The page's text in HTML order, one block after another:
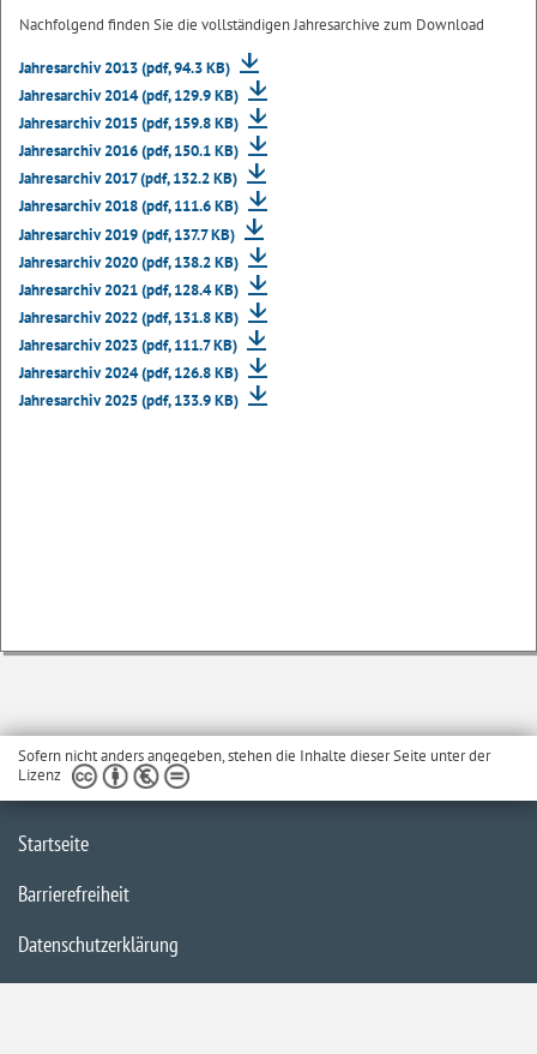
Nachfolgend finden Sie die vollständigen Jahresarchive zum Download
Jahresarchiv 2013 (pdf, 94.3 KB)
Jahresarchiv 2014 (pdf, 129.9 KB)
Jahresarchiv 2015 (pdf, 159.8 KB)
Jahresarchiv 2016 (pdf, 150.1 KB)
Jahresarchiv 2017 (pdf, 132.2 KB)
Jahresarchiv 2018 (pdf, 111.6 KB)
Jahresarchiv 2019 (pdf, 137.7 KB)
Jahresarchiv 2020 (pdf, 138.2 KB)
Jahresarchiv 2021 (pdf, 128.4 KB)
Jahresarchiv 2022 (pdf, 131.8 KB)
Jahresarchiv 2023 (pdf, 111.7 KB)
Jahresarchiv 2024 (pdf, 126.8 KB)
Jahresarchiv 2025 (pdf, 133.9 KB)
Sofern nicht anders angegeben, stehen die Inhalte dieser Seite unter der
Lizenz
Startseite
Barrierefreiheit
Datenschutzerklärung